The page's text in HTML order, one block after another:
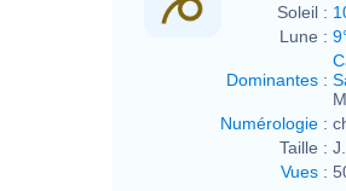
Soleil :
Lune :
Dominantes :
Numérologie :
Taille :
Vues :